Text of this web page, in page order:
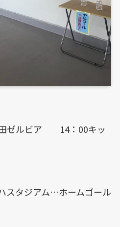
ゼルビア 14：00キッ
ジアム…ホームゴール